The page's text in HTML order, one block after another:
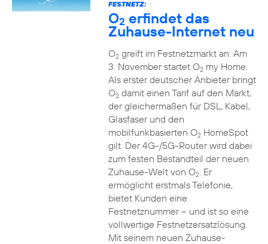
FESTNETZ:
O2 erfindet das
Zuhause-Internet neu
O2greift im Festnetzmarkt an: Am
3. November startet O2my Home.
Als erster deutscher Anbieter bringt
O2damit einen Tarif auf den Markt,
der gleichermaßen für DSL, Kabel,
Glasfaser und den
mobilfunkbasierten O2HomeSpot
gilt. Der 4G-/5G-Router wird dabei
zum festen Bestandteil der neuen
Zuhause-Welt von O2. Er
ermöglicht erstmals Telefonie,
bietet Kunden eine
Festnetznummer – und ist so eine
vollwertige Festnetzersatzlösung.
Mit seinem neuen Zuhause-